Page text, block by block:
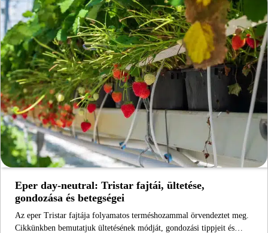
Eper day-neutral: Tristar fajtái, ültetése,
gondozása és betegségei
Az eper Tristar fajtája folyamatos terméshozammal örvendeztet meg.
Cikkünkben bemutatjuk ültetésének módját, gondozási tippjeit és…